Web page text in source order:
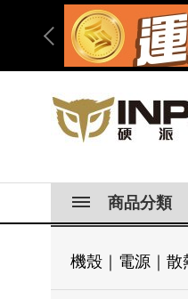
商品分類
機殼｜電源｜散